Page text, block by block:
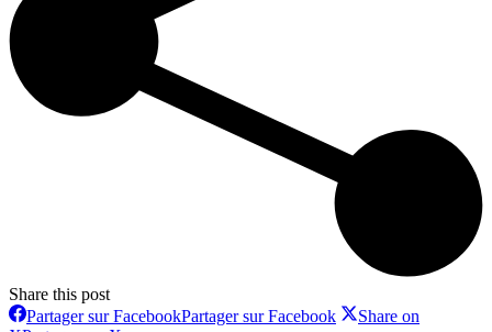
Share this post
Partager sur FacebookPartager sur Facebook
Share on